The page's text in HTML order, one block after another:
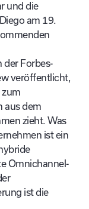
und die
am 19.
der Forbes-
veröffentlicht,
zum
aus dem
zieht. Was
ist ein
Omnichannel-
ist die